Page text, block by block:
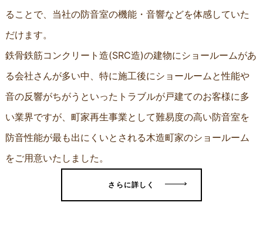
ることで、当社の防音室の機能・音響などを体感していた
だけます。
鉄骨鉄筋コンクリート造(SRC造)の建物にショールームがあ
る会社さんが多い中、特に施工後にショールームと性能や
音の反響がちがうといったトラブルが戸建てのお客様に多
い業界ですが、町家再生事業として難易度の高い防音室を
防音性能が最も出にくいとされる木造町家のショールーム
をご用意いたしました。
さらに詳しく